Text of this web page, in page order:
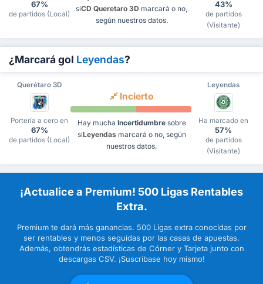
67%
de partidos (Local)
siCD Queretaro 3D marcará o no,
según nuestros datos.
43%
de partidos
(Visitante)
¿Marcará gol Leyendas?
Querétaro 3D Leyendas
Portería a cero en
67%
de partidos (Local)
Incierto
Hay mucha Incertidumbresobre
siLeyendasmarcará o no, según
nuestros datos.
Ha marcado en
57%
de partidos
(Visitante)
¡Actualice a Premium! 500 Ligas Rentables
Extra.
Premium te dará más ganancias. 500 Ligas extra conocidas por
ser rentables y menos seguidas por las casas de apuestas.
Además, obtendrás estadísticas de Córner y Tarjeta junto con
descargas CSV. ¡Suscríbase hoy mismo!